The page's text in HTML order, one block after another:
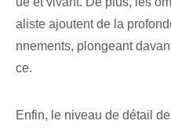
aliste ajoutent de la
nnements, plongeant
ce.
Enfin, le niveau de détail